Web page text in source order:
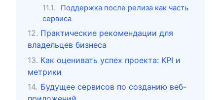
Поддержка после релиза как часть
сервиса
Практические рекомендации для
владельцев бизнеса
Как оценивать успех проекта: KPI и
метрики
Будущее сервисов по созданию веб-